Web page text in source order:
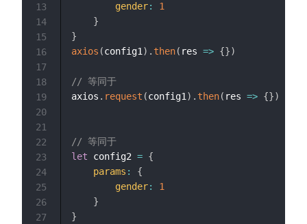
gender:
1
}
}
axios (config1 ) . then( res => {})
// 等同于
axios . request (config1 ) . then( res => {})
// 等同于
let config2 = {
params :
{
gender:
1
}
}
13
14
15
16
17
18
19
20
21
22
23
24
25
26
27